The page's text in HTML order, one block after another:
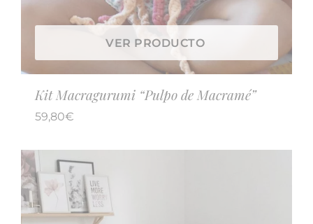
VER PRODUCTO
Kit Macragurumi “Pulpo de Macramé”
59,80€